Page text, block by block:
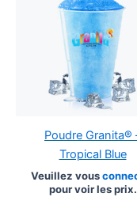
Poudre Granita®
Tropical Blue
Veuillez vous
pour voir les prix.